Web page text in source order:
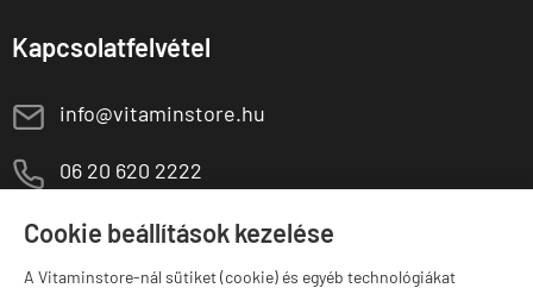
Cookie beállítások kezelése
A Vitaminstore-nál sütiket (cookie) és egyéb technológiákat
Kapcsolatfelvétel
E info@vitaminstore.hu
M 06 20 620 2222
T
1141 Budapest,
Szugló u. 83-85.
H-P:10:00-18:00